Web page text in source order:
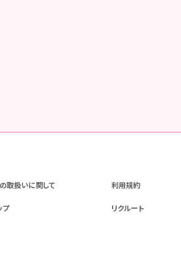
取扱いに関して 利用規約
プ リクルート